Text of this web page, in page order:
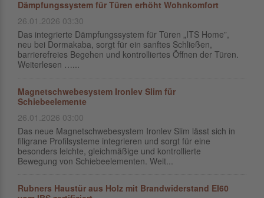
Dämpfungssystem für Türen erhöht Wohnkomfort
26.01.2026 03:30
Das integrierte Dämpfungssystem für Türen „ITS Home”,
neu bei Dormakaba, sorgt für ein sanftes Schließen,
barrierefreies Begehen und kontrolliertes Öffnen der Türen.
Weiterlesen …...
Magnetschwebesystem Ironlev Slim für
Schiebeelemente
26.01.2026 03:00
Das neue Magnetschwebesystem Ironlev Slim lässt sich in
filigrane Profilsysteme integrieren und sorgt für eine
besonders leichte, gleichmäßige und kontrollierte
Bewegung von Schiebeelementen. Weit...
Rubners Haustür aus Holz mit Brandwiderstand EI60